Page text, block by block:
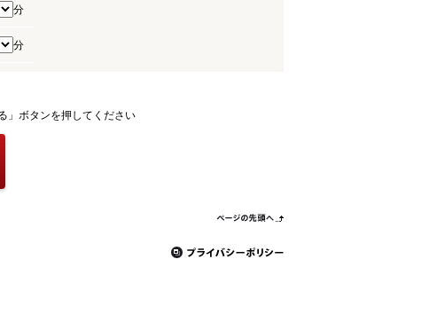
分
分
」ボタンを押してください